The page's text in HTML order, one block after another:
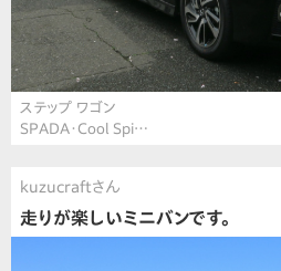
ステップ ワゴン
SPADA・Cool Spi…
kuzucraftさん
走りが楽しいミニバンです。